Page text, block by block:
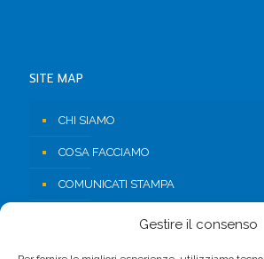
Gestire il consenso
SITE MAP
CHI SIAMO
COSA FACCIAMO
COMUNICATI STAMPA